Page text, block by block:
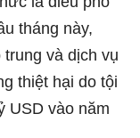
tháng này,
và dịch vụ
thiệt hại do tội
USD vào năm